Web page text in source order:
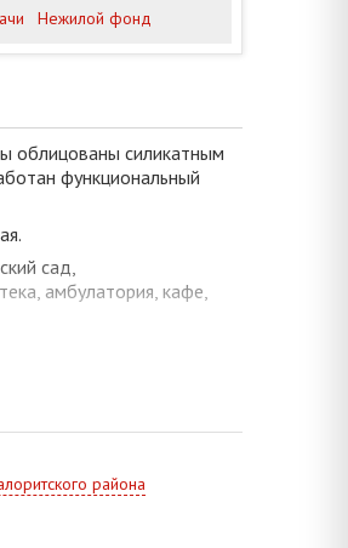
Нежилой фонд
облицованы силикатным
функциональный
сад,
амбулатория, кафе,
района